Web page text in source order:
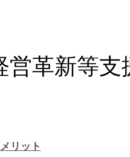
営革新等支
リット